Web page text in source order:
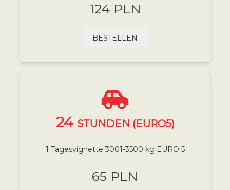
124 PLN
BESTELLEN
24 STUNDEN (EURO5)
1 Tagesvignette 3001-3500 kg EURO 5
65 PLN